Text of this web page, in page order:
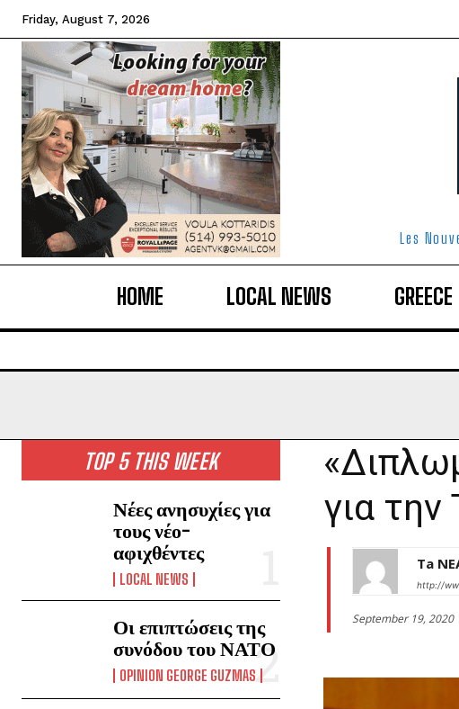
Friday, August 7, 2026
Les
HOME LOCAL NEWS GREECE
TOP 5 THIS WEEK
Νέες ανησυχίες για
τους νέο-
αφιχθέντες
LOCAL NEWS
Οι επιπτώσεις της
συνόδου του ΝΑΤΟ
OPINION GEORGE GUZMAS
για την
Ta
http://
September 19, 2020